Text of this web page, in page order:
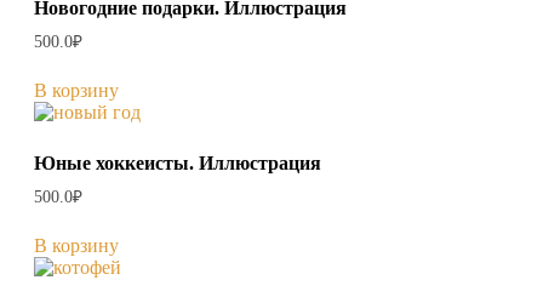
Новогодние подарки. Иллюстрация
500.0₽
В корзину
Юные хоккеисты. Иллюстрация
500.0₽
В корзину